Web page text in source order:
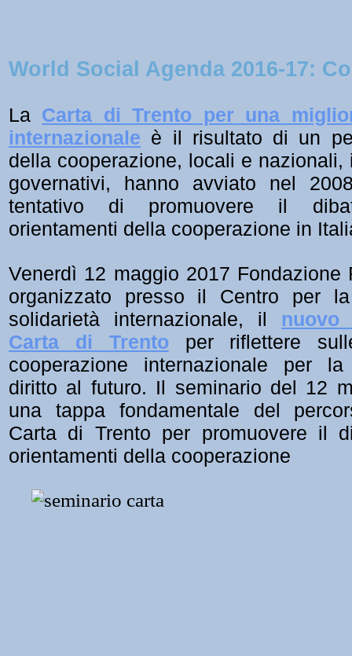
World Social Agenda 2016-17:
La Carta di Trento per una
internazionale è il risultato di un
della cooperazione, locali e
governativi, hanno avviato nel
tentativo di promuovere il
orientamenti della cooperazione in
Venerdì 12 maggio 2017 Fondazione
organizzato presso il Centro per
solidarietà internazionale, il nuovo
Carta di Trento per riflettere
cooperazione internazionale per
diritto al futuro. Il seminario del 12
una tappa fondamentale del
Carta di Trento per promuovere il
orientamenti della cooperazione